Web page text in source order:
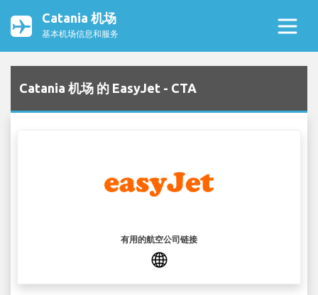
Catania 机场
基本机场信息和服务
Catania 机场 的 EasyJet - CTA
有用的航空公司链接